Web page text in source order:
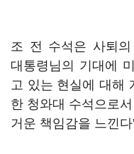
조 전 수석은 사퇴의
대통령님의 기대에
고 있는 현실에 대해
한 청와대 수석으로
거운 책임감을 느낀